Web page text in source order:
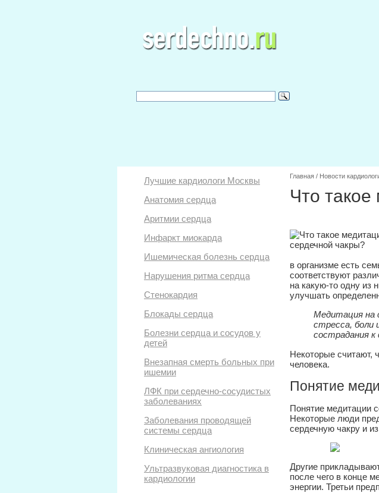
Лучшие кардиологи Москвы
Анатомия сердца
Аритмии сердца
Инфаркт миокарда
Ишемическая болезнь сердца
Нарушения ритма сердца
Стенокардия
Блокады сердца
Болезни сердца и сосудов у
детей
Внезапная смерть больных при
ишемии
ЛФК при сердечно-сосудистых
заболеваниях
Заболевания проводящей
системы сердца
Клиническая ангиология
Ультразвуковая диагностика в
кардиологии
Главная / Новости
Что
в организме есть
соответствуют
на какую-то одну из
улучшать
Медитация на
стресса, боли
сострадания к
Некоторые считают,
человека.
Понятие
Понятие медитации
Некоторые люди
сердечную чакру и
Другие
после чего в конце
энергии. Третьи